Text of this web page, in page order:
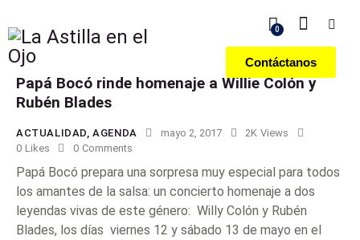
0
Contáctanos
Papá Bocó rinde homenaje a Willie Colón y
Rubén Blades
ACTUALIDAD ,AGENDA mayo 2, 2017 2K Views
0 Likes 0 Comments
Papá Bocó prepara una sorpresa muy especial para todos
los amantes de la salsa: un concierto homenaje a dos
leyendas vivas de este género: Willy Colón y Rubén
Blades, los días viernes 12 y sábado 13 de mayo en el